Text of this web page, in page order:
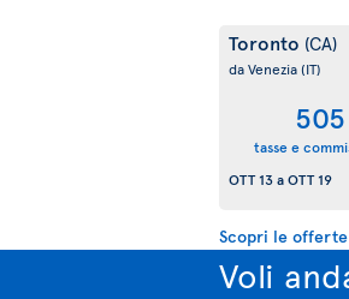
Toronto (CA)
da Venezia(IT)
tasse e
OTT 13aOTT 19
Scopri le
Voli